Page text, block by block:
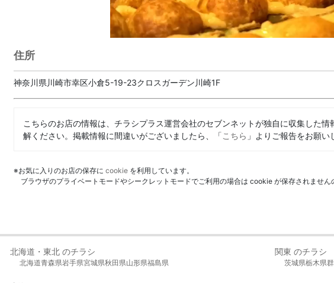
住所
神奈川県川崎市幸区小倉5-19-23クロスガーデン川崎1F
こちらのお店の情報は、チラシプラス運営会社のセブンネットが独自に収集した
解ください。掲載情報に間違いがございましたら、「こちら 」よりご報告をお願い
※お気に入りのお店の保存に cookie を利用しています。
ブラウザのプライベートモードやシークレットモードでご利用の場合は cookie が保存されません
北海道・東北 のチラシ
北海道青森県岩手県宮城県秋田県山形県福島県
関東 のチラシ
茨城県栃木県